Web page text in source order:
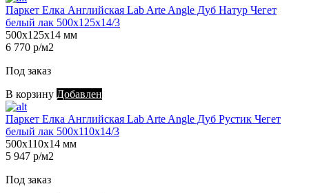
Паркет Елка Английская Lab Arte Angle Дуб Натур Чегет
белый лак 500х125х14/3
500х125х14 мм
6 770 р/м2
Под заказ
В корзину Добавлен
Паркет Елка Английская Lab Arte Angle Дуб Рустик Чегет
белый лак 500х110х14/3
500х110х14 мм
5 947 р/м2
Под заказ